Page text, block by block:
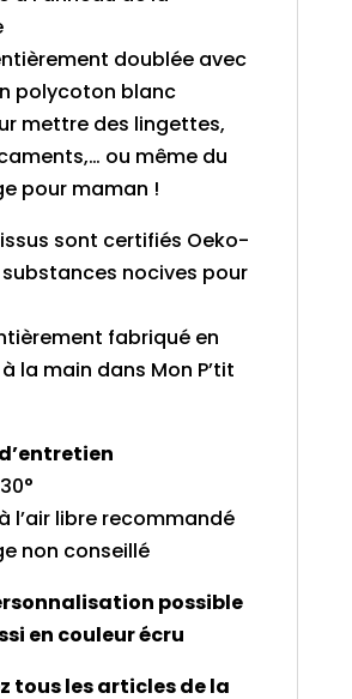
doublée avec
polycoton blanc
mettre des lingettes,
ou même du
pour maman !
sont certifiés Oeko-
nocives pour
fabriqué en
la main dans Mon P’tit
l’air libre recommandé
non conseillé
possible
en couleur écru
tous les articles de la